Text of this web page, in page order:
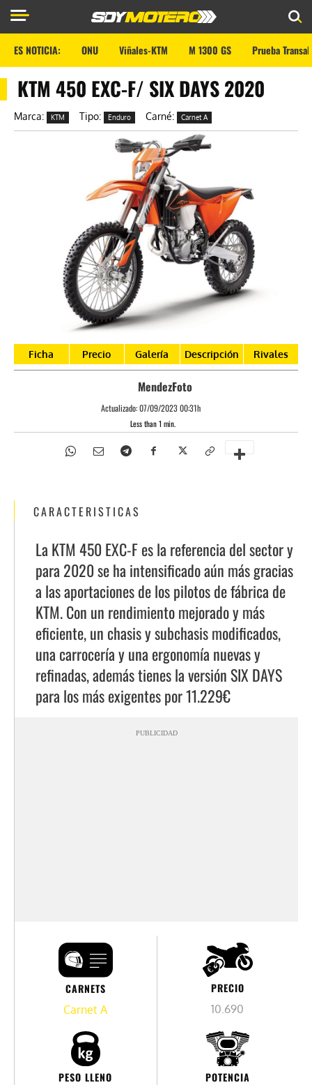
ES NOTICIA: ONU Viñales-KTM M 1300 GS Prueba
KTM 450 EXC-F/ SIX DAYS 2020
Marca: KTM Tipo: Enduro Carné: Carnet A
Ficha Precio Galería Descripción Rivales
MendezFoto
Actualizado:07/09/2023 00:31h
Less than 1 min.
CARACTERISTICAS
La KTM 450 EXC-F es la referencia del sector y
para 2020 se ha intensificado aún más gracias
a las aportaciones de los pilotos de fábrica de
KTM. Con un rendimiento mejorado y más
eficiente, un chasis y subchasis modificados,
una carrocería y una ergonomía nuevas y
refinadas, además tienes la versión SIX DAYS
para los más exigentes por 11.229€
PUBLICIDAD
CARNETS
Carnet A
PRECIO
10.690
PESO LLENO POTENCIA